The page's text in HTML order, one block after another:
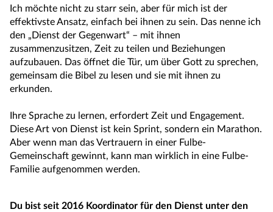
Ich möchte nicht zu starr sein, aber für mich ist der
effektivste Ansatz, einfach bei ihnen zu sein. Das nenne ich
den „Dienst der Gegenwart“ – mit ihnen
zusammenzusitzen, Zeit zu teilen und Beziehungen
aufzubauen. Das öffnet die Tür, um über Gott zu sprechen,
gemeinsam die Bibel zu lesen und sie mit ihnen zu
erkunden.
Ihre Sprache zu lernen, erfordert Zeit und Engagement.
Diese Art von Dienst ist kein Sprint, sondern ein Marathon.
Aber wenn man das Vertrauern in einer Fulbe-
Gemeinschaft gewinnt, kann man wirklich in eine Fulbe-
Familie aufgenommen werden.
Du bist seit 2016 Koordinator für den Dienst unter den